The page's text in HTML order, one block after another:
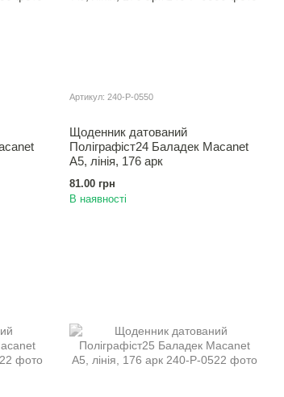
Артикул: 240-Р-0550
Щоденник датований
Полiграфiст24 Баладек Macanet
А5, лінія, 176 арк
81.00 грн
В наявності